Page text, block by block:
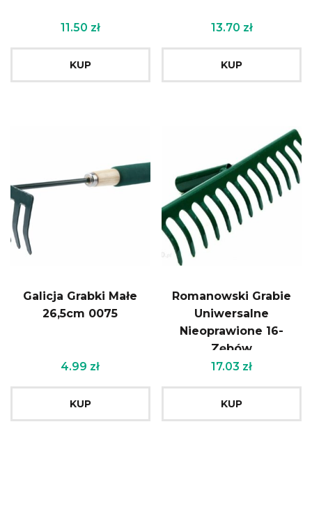
11.50 zł
KUP
13.70 zł
KUP
Galicja Grabki Małe
26,5cm 0075
4.99 zł
KUP
Romanowski Grabie
Uniwersalne
Nieoprawione 16-
Zębów
17.03 zł
KUP